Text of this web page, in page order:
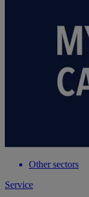
Other sectors
Service